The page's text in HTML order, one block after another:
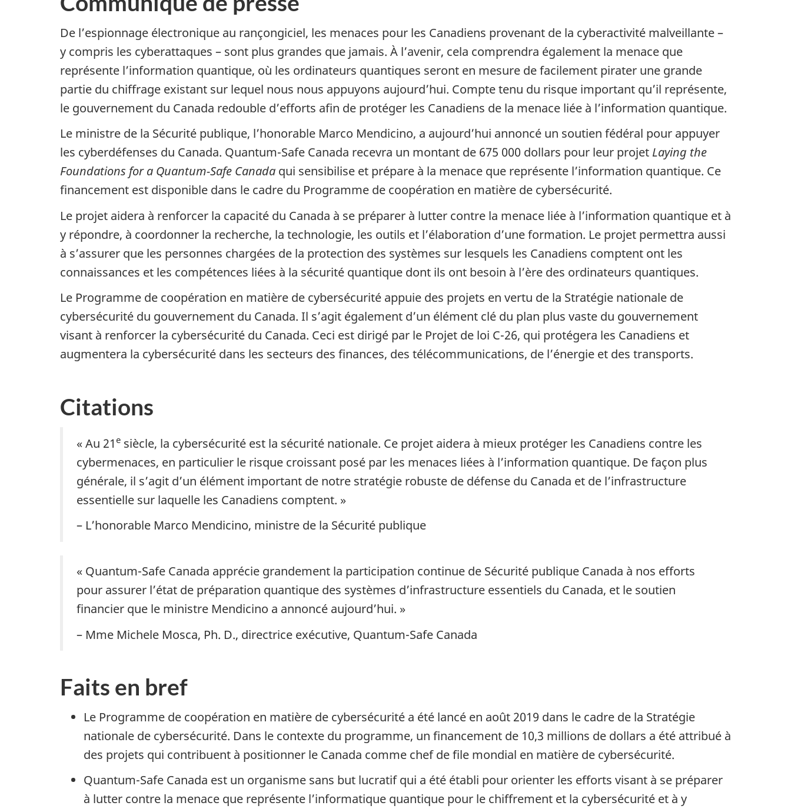
De l’espionnage électronique au rançongiciel, les menaces pour les Canadiens provenant de la cyberactivité malveillante –
y compris les cyberattaques – sont plus grandes que jamais. À l’avenir, cela comprendra également la menace que
représente l’information quantique, où les ordinateurs quantiques seront en mesure de facilement pirater une grande
partie du chiffrage existant sur lequel nous nous appuyons aujourd’hui. Compte tenu du risque important qu’il représente,
le gouvernement du Canada redouble d’efforts afin de protéger les Canadiens de la menace liée à l’information quantique.
Le ministre de la Sécurité publique, l’honorable Marco Mendicino, a aujourd’hui annoncé un soutien fédéral pour appuyer
les cyberdéfenses du Canada. Quantum-Safe Canada recevra un montant de 675 000 dollars pour leur projet Laying the
Foundations for a Quantum-Safe Canada qui sensibilise et prépare à la menace que représente l’information quantique. Ce
financement est disponible dans le cadre du Programme de coopération en matière de cybersécurité.
Le projet aidera à renforcer la capacité du Canada à se préparer à lutter contre la menace liée à l’information quantique et à
y répondre, à coordonner la recherche, la technologie, les outils et l’élaboration d’une formation. Le projet permettra aussi
à s’assurer que les personnes chargées de la protection des systèmes sur lesquels les Canadiens comptent ont les
connaissances et les compétences liées à la sécurité quantique dont ils ont besoin à l’ère des ordinateurs quantiques.
Le Programme de coopération en matière de cybersécurité appuie des projets en vertu de la Stratégie nationale de
cybersécurité du gouvernement du Canada. Il s’agit également d’un élément clé du plan plus vaste du gouvernement
visant à renforcer la cybersécurité du Canada. Ceci est dirigé par le Projet de loi C-26, qui protégera les Canadiens et
augmentera la cybersécurité dans les secteurs des finances, des télécommunications, de l’énergie et des transports.
Citations
« Au 21 e siècle, la cybersécurité est la sécurité nationale. Ce projet aidera à mieux protéger les Canadiens contre les
cybermenaces, en particulier le risque croissant posé par les menaces liées à l’information quantique. De façon plus
générale, il s’agit d’un élément important de notre stratégie robuste de défense du Canada et de l’infrastructure
essentielle sur laquelle les Canadiens comptent. »
– L’honorable Marco Mendicino, ministre de la Sécurité publique
« Quantum-Safe Canada apprécie grandement la participation continue de Sécurité publique Canada à nos efforts
pour assurer l’état de préparation quantique des systèmes d’infrastructure essentiels du Canada, et le soutien
financier que le ministre Mendicino a annoncé aujourd’hui. »
– Mme Michele Mosca, Ph. D., directrice exécutive, Quantum-Safe Canada
Faits en bref
Le Programme de coopération en matière de cybersécurité a été lancé en août 2019 dans le cadre de la Stratégie
nationale de cybersécurité. Dans le contexte du programme, un financement de 10,3 millions de dollars a été attribué à
des projets qui contribuent à positionner le Canada comme chef de file mondial en matière de cybersécurité.
Quantum-Safe Canada est un organisme sans but lucratif qui a été établi pour orienter les efforts visant à se préparer
à lutter contre la menace que représente l’informatique quantique pour le chiffrement et la cybersécurité et à y